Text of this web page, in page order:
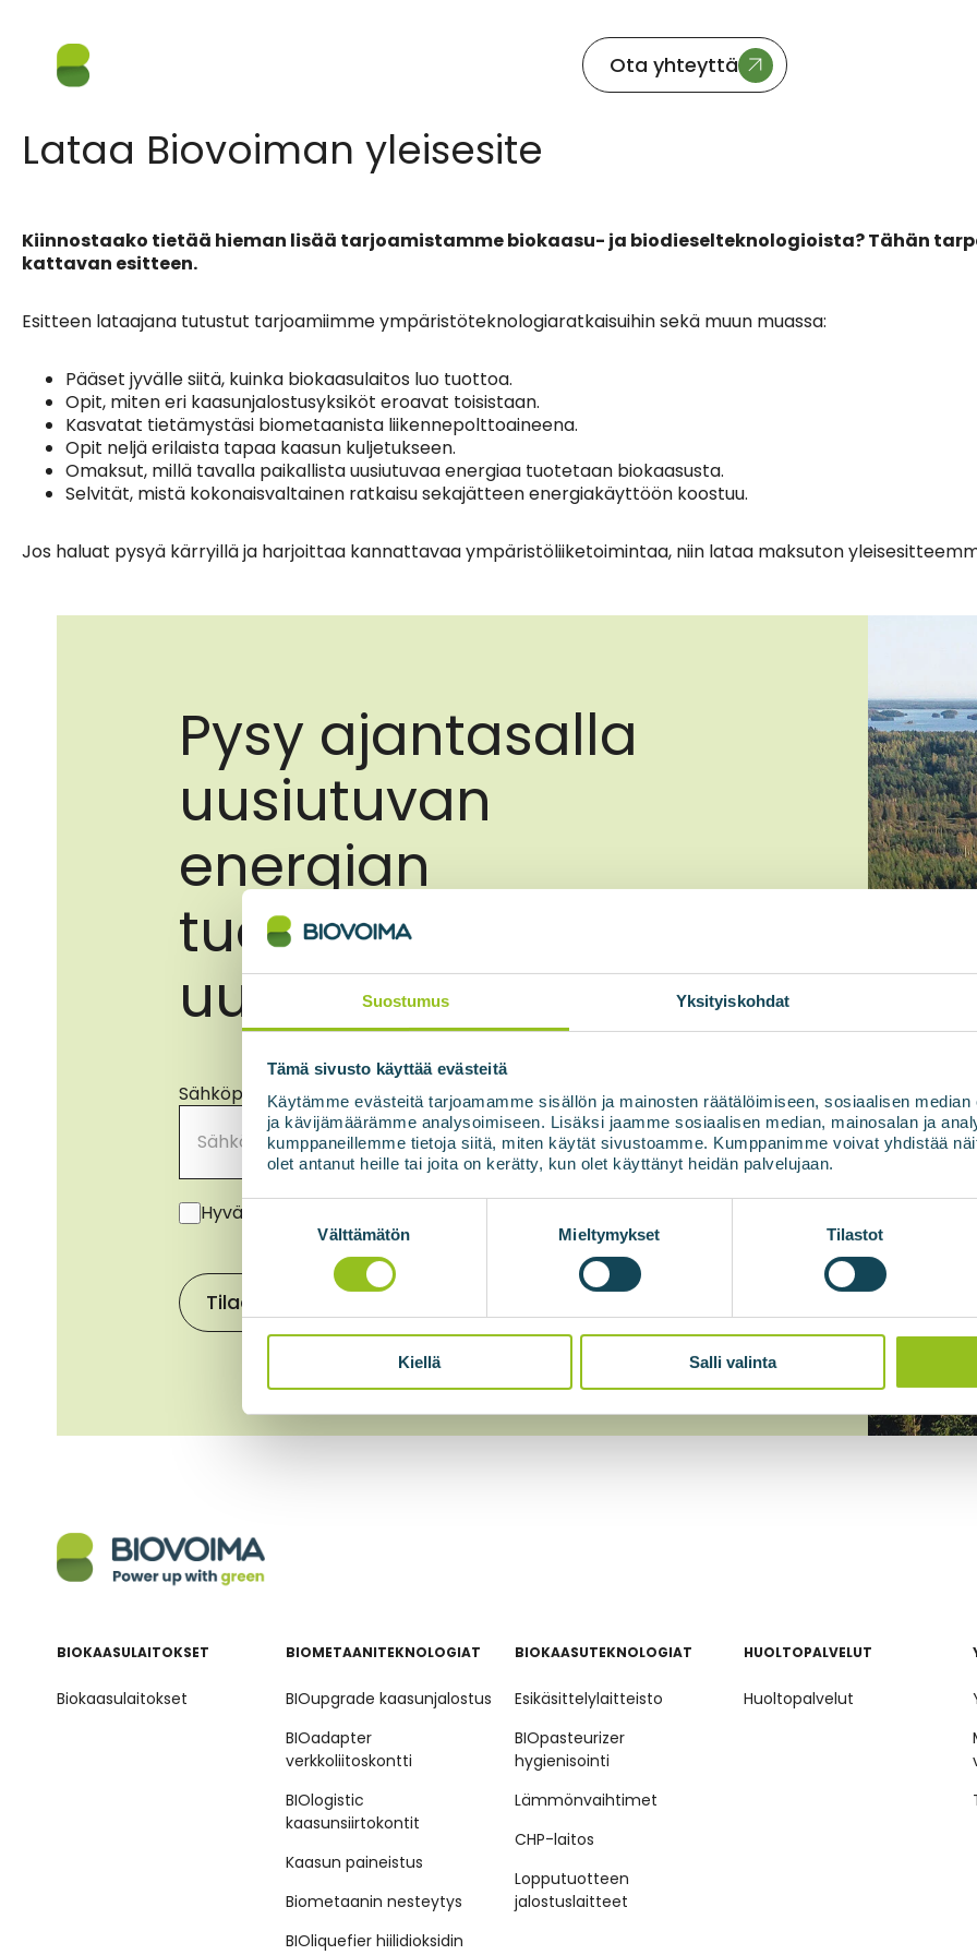
Suostumus Yksityiskohdat
Tämä sivusto käyttää evästeitä
Käytämme evästeitä tarjoamamme sisällön ja mainosten räätälöimiseen, sosiaalisen
ja kävijämäärämme analysoimiseen. Lisäksi jaamme sosiaalisen median, mainosalan ja
kumppaneillemme tietoja siitä, miten käytät sivustoamme. Kumppanimme voivat yhdistää
olet antanut heille tai joita on kerätty, kun olet käyttänyt heidän palvelujaan.
Suostumuksen
Välttämätön Mieltymykset Tilastot
Kiellä Salli valinta
Ota yhteyttä
Lataa Biovoiman yleisesite
Kiinnostaako tietää hieman lisää tarjoamistamme biokaasu- ja biodieselteknologioista? Tähän
kattavan esitteen.
Esitteen lataajana tutustut tarjoamiimme ympäristöteknologiaratkaisuihin sekä muun muassa:
Pääset jyvälle siitä, kuinka biokaasulaitos luo tuottoa.
Opit, miten eri kaasunjalostusyksiköt eroavat toisistaan.
Kasvatat tietämystäsi biometaanista liikennepolttoaineena.
Opit neljä erilaista tapaa kaasun kuljetukseen.
Omaksut, millä tavalla paikallista uusiutuvaa energiaa tuotetaan biokaasusta.
Selvität, mistä kokonaisvaltainen ratkaisu sekajätteen energiakäyttöön koostuu.
Jos haluat pysyä kärryillä ja harjoittaa kannattavaa ympäristöliiketoimintaa, niin lataa maksuton
Pysy ajantasalla
uusiutuvan
energian
tuoreimmista
uutisista
Sähköpostiosoite*
Suostumus
Hyväksyn tietosuojaselosteen mukaisen tietojeni käytön.
Tilaa uutiskirje
BIOKAASULAITOKSET
Biokaasulaitokset
BIOMETAANITEKNOLOGIAT
BIOupgrade kaasunjalostus
BIOadapter
verkkoliitoskontti
BIOlogistic
kaasunsiirtokontit
Kaasun paineistus
Biometaanin nesteytys
BIOliquefier hiilidioksidin
BIOKAASUTEKNOLOGIAT
Esikäsittelylaitteisto
BIOpasteurizer
hygienisointi
Lämmönvaihtimet
CHP-laitos
Lopputuotteen
jalostuslaitteet
HUOLTOPALVELUT
Huoltopalvelut